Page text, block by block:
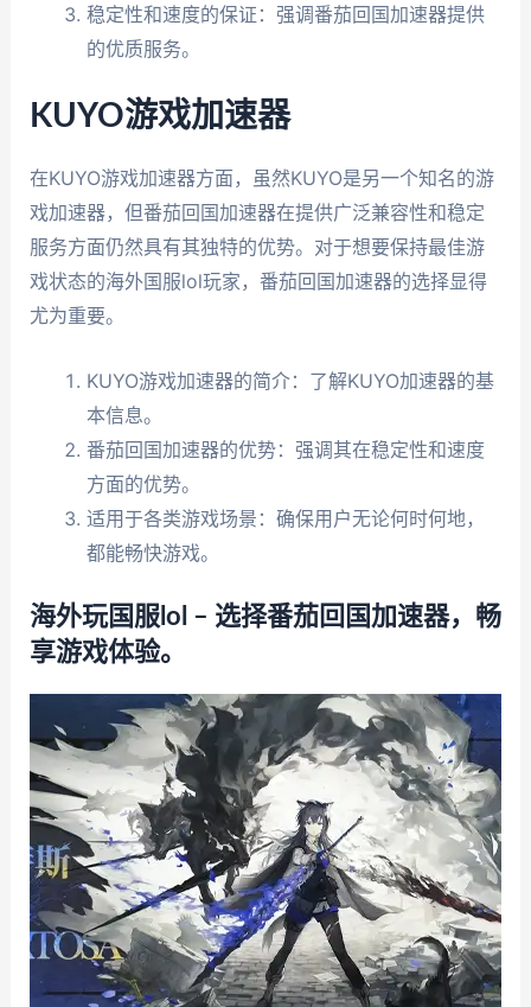
稳定性和速度的保证：强调番茄回国加速器提供
的优质服务。
KUYO游戏加速器
在KUYO游戏加速器方面，虽然KUYO是另一个知名的游
戏加速器，但番茄回国加速器在提供广泛兼容性和稳定
服务方面仍然具有其独特的优势。对于想要保持最佳游
戏状态的海外国服lol玩家，番茄回国加速器的选择显得
尤为重要。
KUYO游戏加速器的简介：了解KUYO加速器的基
本信息。
番茄回国加速器的优势：强调其在稳定性和速度
方面的优势。
适用于各类游戏场景：确保用户无论何时何地，
都能畅快游戏。
海外玩国服lol – 选择番茄回国加速器，畅
享游戏体验。